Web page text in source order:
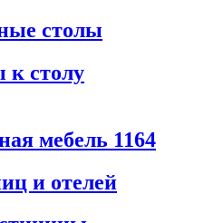
столы
к столу
мебель 1164
и отелей